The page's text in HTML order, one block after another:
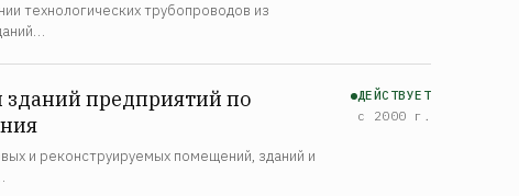
технологических трубопроводов из
предприятий по
и реконструируемых помещений, зданий и
ДЕЙСТВУЕТ
с 2000 г.